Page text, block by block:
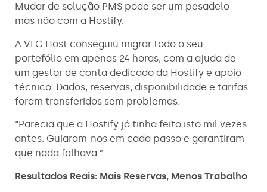
Mudar de solução PMS pode ser um pesadelo—
mas não com a Hostify.
A VLC Host conseguiu migrar todo o seu
portefólio em apenas 24 horas, com a ajuda de
um gestor de conta dedicado da Hostify e apoio
técnico. Dados, reservas, disponibilidade e tarifas
foram transferidos sem problemas.
“Parecia que a Hostify já tinha feito isto mil vezes
antes. Guiaram-nos em cada passo e garantiram
que nada falhava.”
Resultados Reais: Mais Reservas, Menos Trabalho